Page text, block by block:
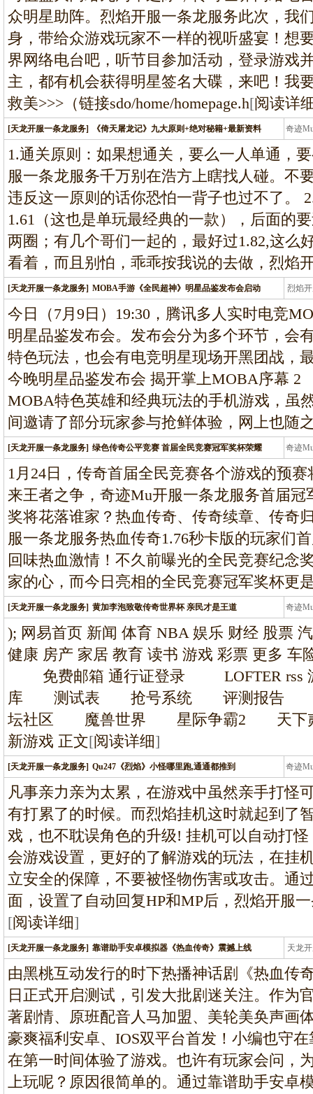
众明星助阵。烈焰开服一条龙服务此次，我
身，带给众游戏玩家不一样的视听盛宴！想
界网络电台吧，听节目参加活动，登录游戏
主，都有机会获得明星签名大碟，来吧！我
救美>>>（链接sdo/home/homepage.h[阅读详
[天龙开服一条龙服务] 《倚天屠龙记》九大原则+绝对秘籍+最新资料 奇迹
条
1.通关原则：如果想通关，要么一人单通，
服一条龙服务千万别在浩方上瞎找人碰。不
违反这一原则的话你恐怕一背子也过不了。
1.61（这也是单玩最经典的一款），后面的
两圈；有几个哥们一起的，最好过1.82,这么
看着，而且别怕，乖乖按我说的去做，烈焰
[天龙开服一条龙服务] MOBA手游《全民超神》明星品鉴发布会启动 烈焰
龙
今日（7月9日）19:30，腾讯多人实时电竞
明星品鉴发布会。发布会分为多个环节，会
特色玩法，也会有电竞明星现场开黑团战，
今晚明星品鉴发布会 揭开掌上MOBA序幕 2
MOBA特色英雄和经典玩法的手机游戏，虽
间邀请了部分玩家参与抢鲜体验，网上也随
[天龙开服一条龙服务] 绿色传奇公平竞赛 首届全民竞赛冠军奖杯荣耀 奇迹
条
1月24日，传奇首届全民竞赛各个游戏的预
来王者之争，奇迹Mu开服一条龙服务首届
奖将花落谁家？热血传奇、传奇续章、传奇
服一条龙服务热血传奇1.76秒卡版的玩家们
回味热血激情！不久前曝光的全民竞赛纪念
家的心，而今日亮相的全民竞赛冠军奖杯更
[天龙开服一条龙服务] 黄加李泡致敬传奇世界杯 亲民才是王道 奇迹
条
); 网易首页 新闻 体育 NBA 娱乐 财经 股票
健康 房产 家居 教育 读书 游戏 彩票 更多 车
免费邮箱 通行证登录 LOFTER
库 测试表 抢号系统 评测报告
坛社区 魔兽世界 星际争霸2 天下
新游戏 正文[阅读详细]
[天龙开服一条龙服务] Qu247《烈焰》小怪哪里跑,通通都推到 奇迹
条
凡事亲力亲为太累，在游戏中虽然亲手打怪
有打累了的时候。而烈焰挂机这时就起到了
戏，也不耽误角色的升级! 挂机可以自动打
会游戏设置，更好的了解游戏的玩法，在挂
立安全的保障，不要被怪物伤害或攻击。通
面，设置了自动回复HP和MP后，烈焰开服
[阅读详细]
[天龙开服一条龙服务] 靠谱助手安卓模拟器《热血传奇》震撼上线 天龙
龙
由黑桃互动发行的时下热播神话剧《热血传
日正式开启测试，引发大批剧迷关注。作为
著剧情、原班配音人马加盟、美轮美奂声画
豪爽福利安卓、IOS双平台首发！小编也守
在第一时间体验了游戏。也许有玩家会问，
上玩呢？原因很简单的。通过靠谱助手安卓